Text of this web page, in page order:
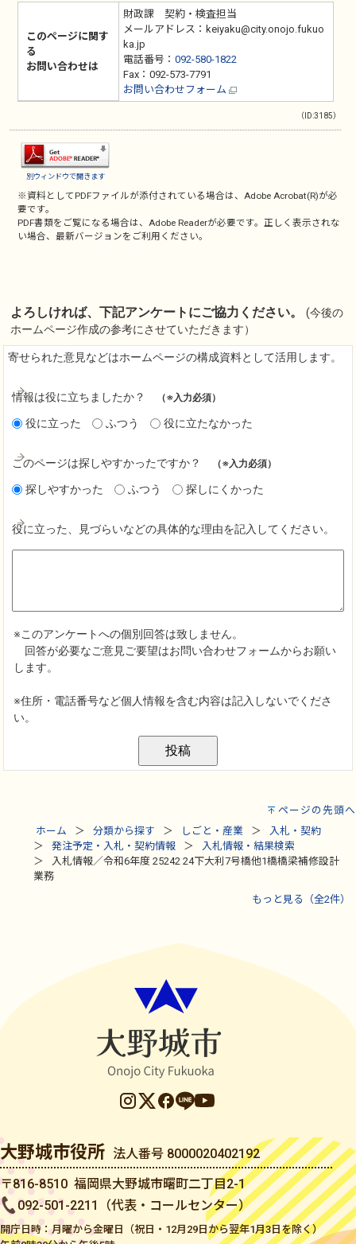
このページに関す
る
お問い合わせは
財政課 契約・検査担当
メールアドレス：keiyaku@city.onojo.fukuo
ka.jp
電話番号： 092-580-1822
Fax：092-573-7791
お問い合わせフォーム
（ID:3185）
別ウィンドウで開きます
※資料としてPDFファイルが添付されている場合は、Adobe Acrobat(R)が必
要です。
PDF書類をご覧になる場合は、Adobe Readerが必要です。正しく表示されな
い場合、最新バージョンをご利用ください。
ページの先頭へ
ホーム
分類から探す しごと・産業
入札・契約
発注予定・入札・契約情報
入札情報・結果検索
入札情報／令和6年度 25242 24下大利7号橋他1橋橋梁補修設計
業務
もっと見る（全2件）
大野城市役所 法人番号 8000020402192
〒816-8510 福岡県大野城市曙町二丁目2-1
092-501-2211（代表・コールセンター）
開庁日時：月曜から金曜日（祝日・12月29日から翌年1月3日を除く）